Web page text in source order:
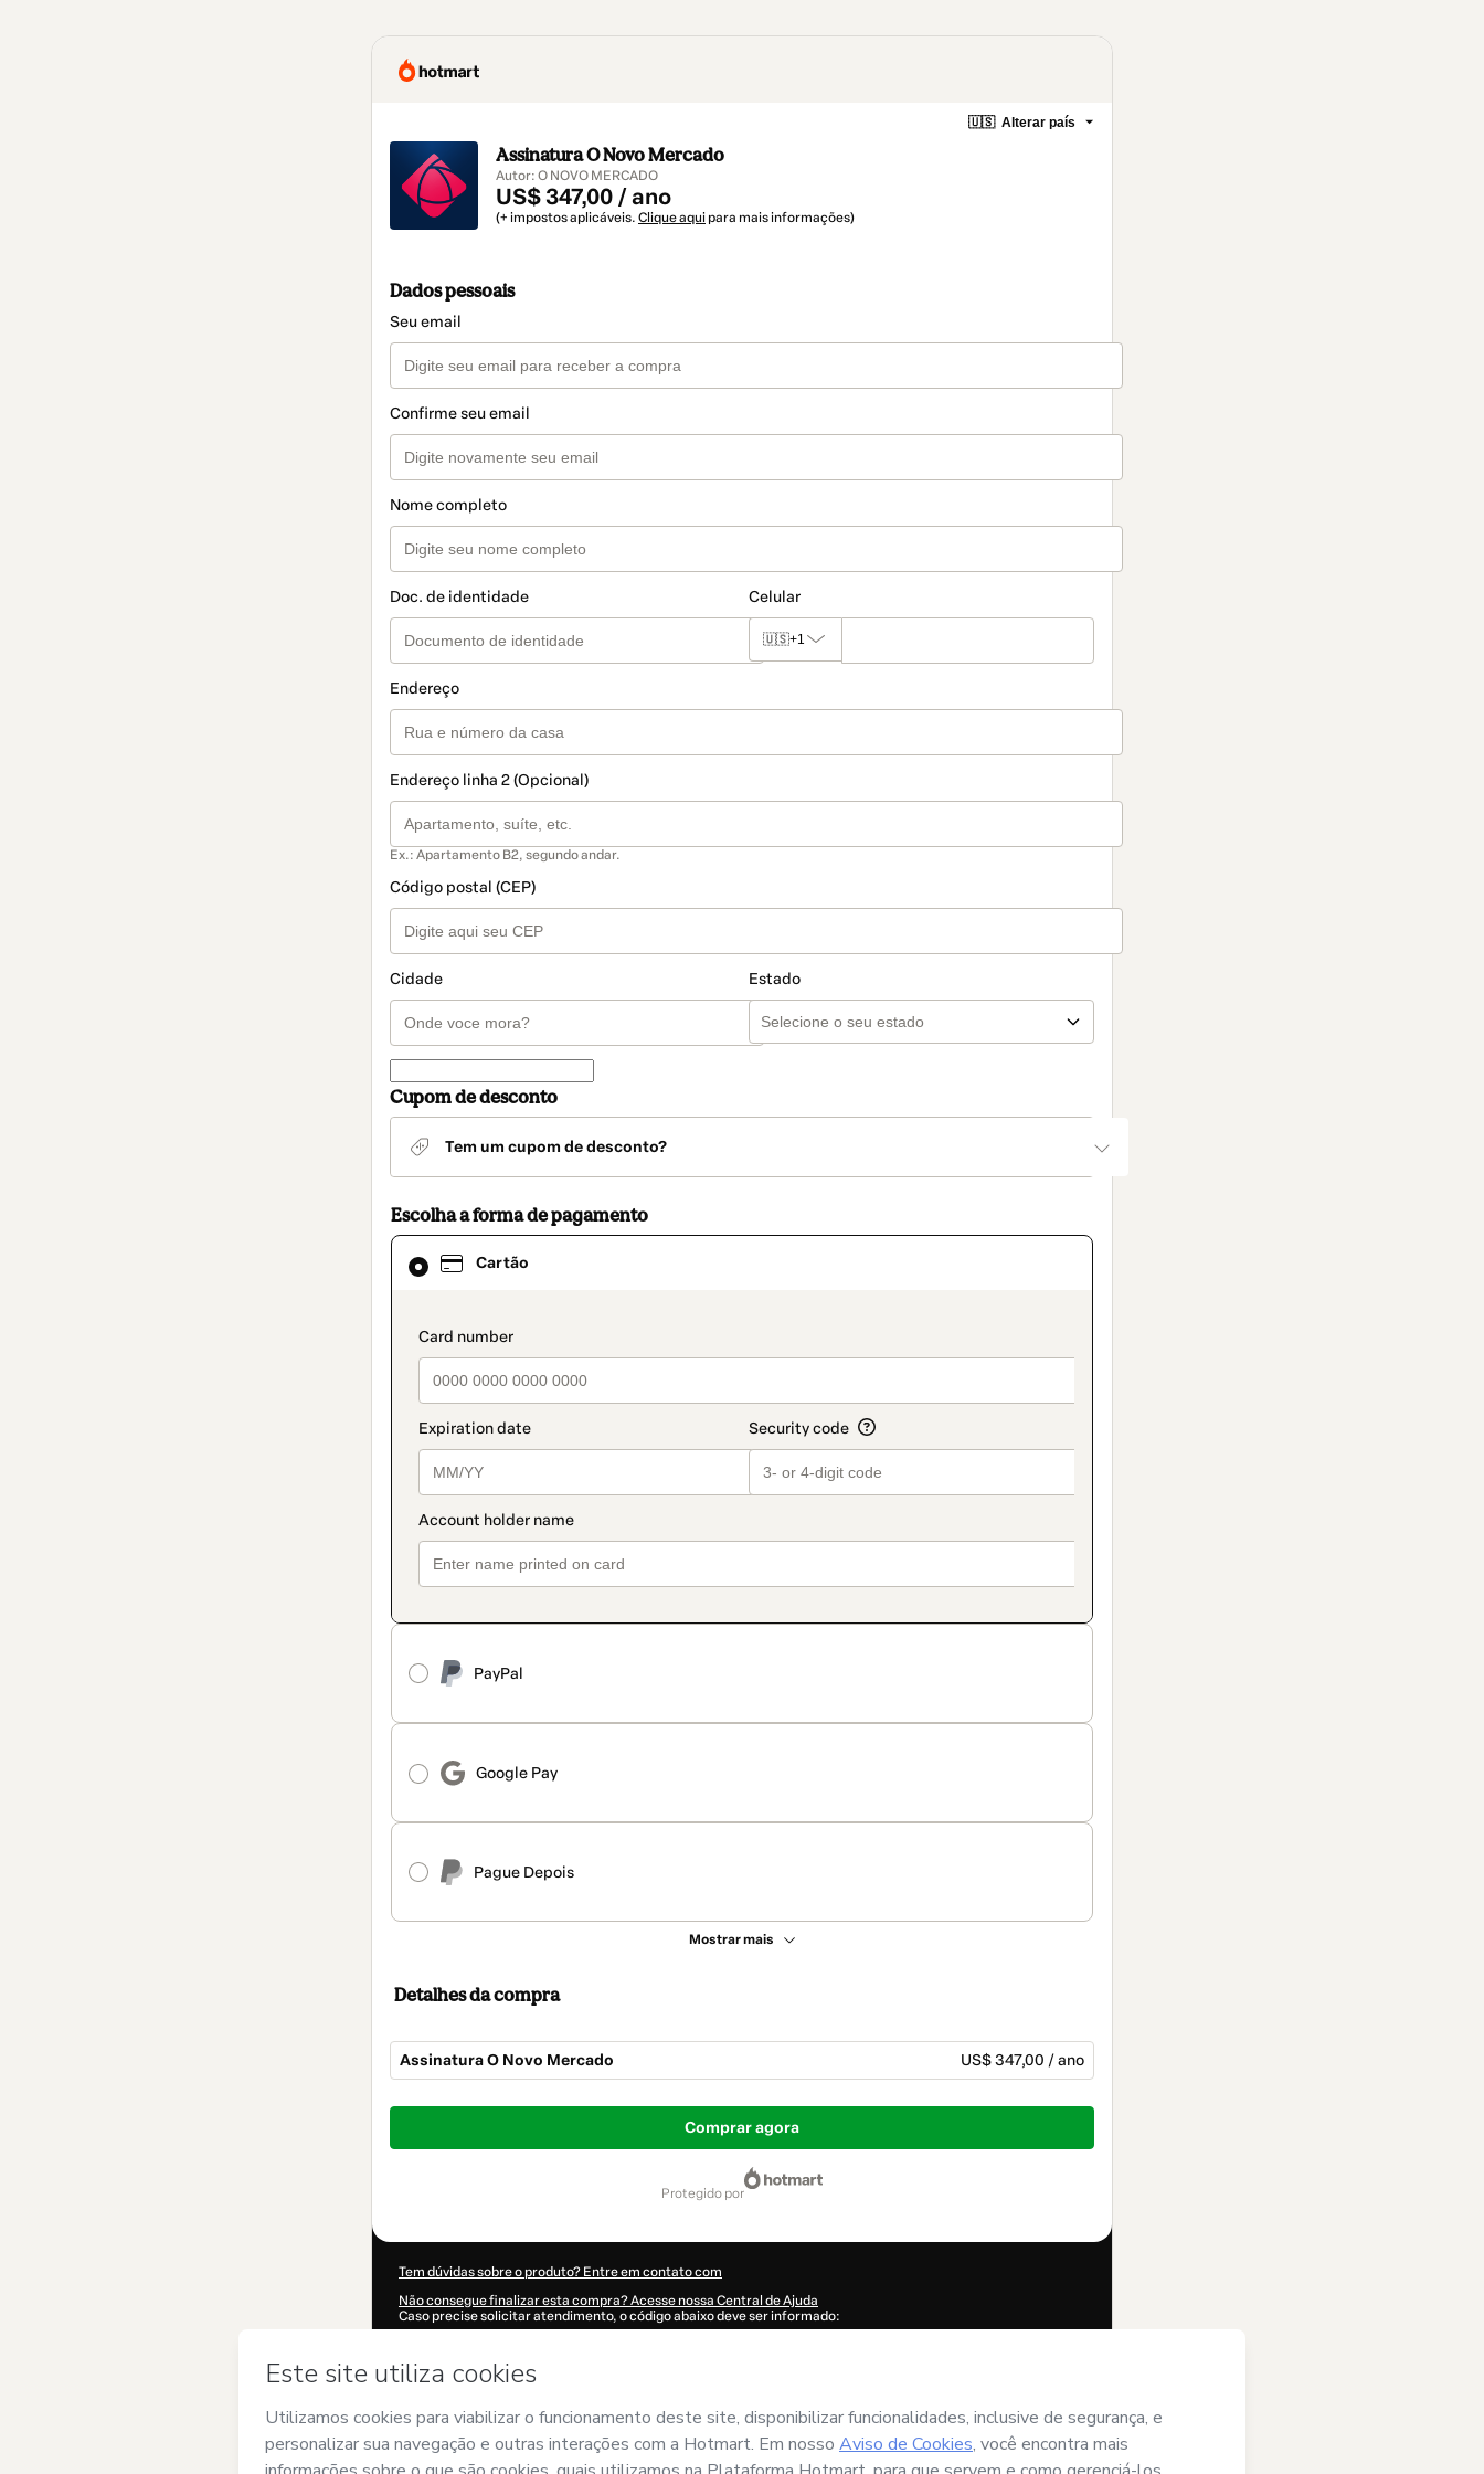
🇺🇸 Alterar país
Assinatura O Novo Mercado
Autor: O NOVO MERCADO
US$ 347,00 / ano
(+ impostos aplicáveis. Clique aqui para mais informações)
Dados pessoais
Seu email
Confirme seu email
Nome completo
Doc. de identidade Celular
🇺🇸+1
Endereço
Endereço linha 2 (Opcional)
Ex.: Apartamento B2, segundo andar.
Código postal (CEP)
Cidade Estado
Cupom de desconto
Tem um cupom de desconto?
Escolha a forma de pagamento
Cartão
payment_data.section_title_v2
PayPal
Google Pay
Pague Depois
Mostrar mais
Cartão
selecionado
Detalhes da compra
Assinatura O Novo Mercado US$ 347,00 / ano
Total
US$ 347,00
Comprar agora
protegido por
Tem dúvidas sobre o produto? Entre em contato com
Não consegue finalizar esta compra? Acesse nossa Central de Ajuda
Caso precise solicitar atendimento, o código abaixo deve ser informado:
Suas informações foram preenchidas automaticamente?
nome de O NOVO MERCADOe não possui responsabilidade pelo conteúdo e/ou faz controle prévio deste; (ii)
e (iii) que sou maior de idade ou
autorizado e acompanhado por um responsável legal.